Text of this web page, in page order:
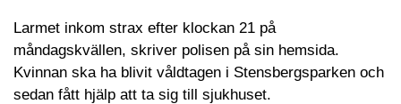
Larmet inkom strax efter klockan 21 på
måndagskvällen, skriver polisen på sin hemsida.
Kvinnan ska ha blivit våldtagen i Stensbergsparken och
sedan fått hjälp att ta sig till sjukhuset.